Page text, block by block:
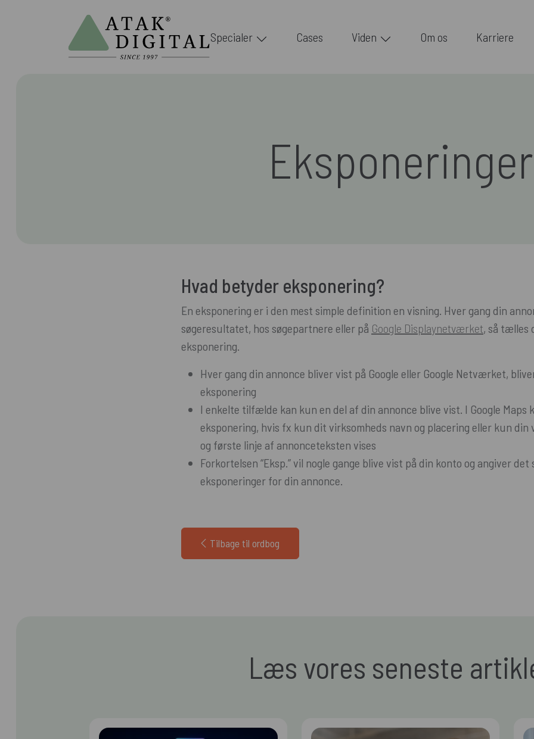
Specialer Cases Viden Om os Karriere
Eksponeringer
Hvad betyder eksponering?
En eksponering er i den mest simple definition en visning. Hver gang din
søgeresultatet, hos søgepartnere eller på Google Displaynetværket, så tælles
eksponering.
Hver gang din annonce bliver vist på Google eller Google Netværket,
eksponering
I enkelte tilfælde kan kun en del af din annonce blive vist. I Google Maps
eksponering, hvis fx kun dit virksomheds navn og placering eller kun din
og første linje af annonceteksten vises
Forkortelsen “Eksp.” vil nogle gange blive vist på din konto og angiver
eksponeringer for din annonce.
Tilbage til ordbog
Læs vores seneste